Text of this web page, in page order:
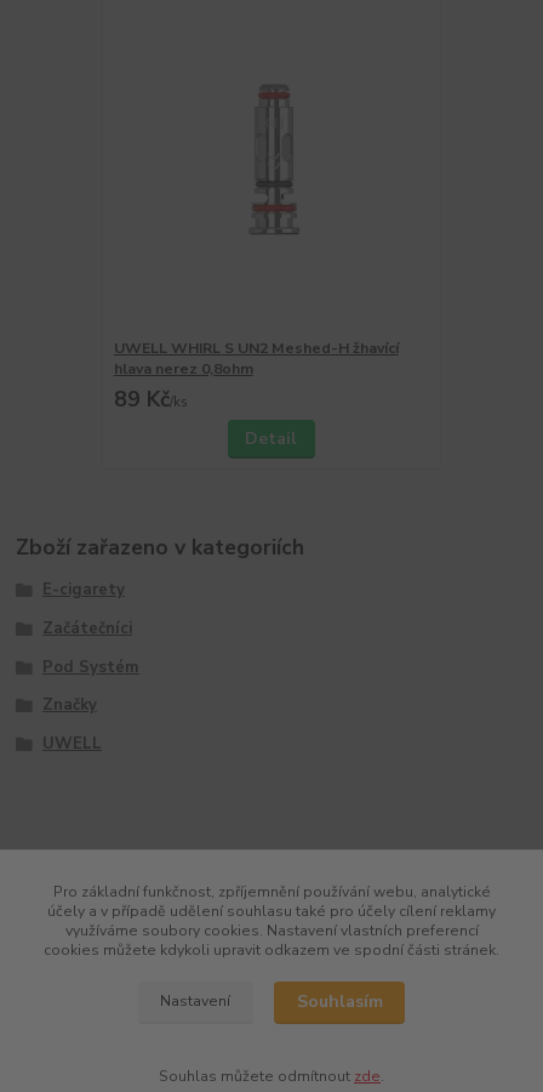
UWELL WHIRL S UN2 Meshed-H žhavící
hlava nerez 0,8ohm
89 Kč/ks
Detail
Zboží zařazeno v kategoriích
E-cigarety
Začátečníci
Pod Systém
Značky
UWELL
Pro základní funkčnost, zpříjemnění používání webu, analytické
účely a v případě udělení souhlasu také pro účely cílení reklamy
využíváme soubory cookies. Nastavení vlastních preferencí
cookies můžete kdykoli upravit odkazem ve spodní části stránek.
Nastavení Souhlasím
Souhlas můžete odmítnout zde.